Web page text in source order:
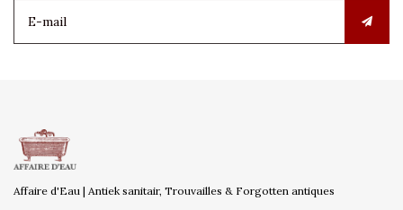
Affaire d'Eau | Antiek sanitair, Trouvailles & Forgotten antiques